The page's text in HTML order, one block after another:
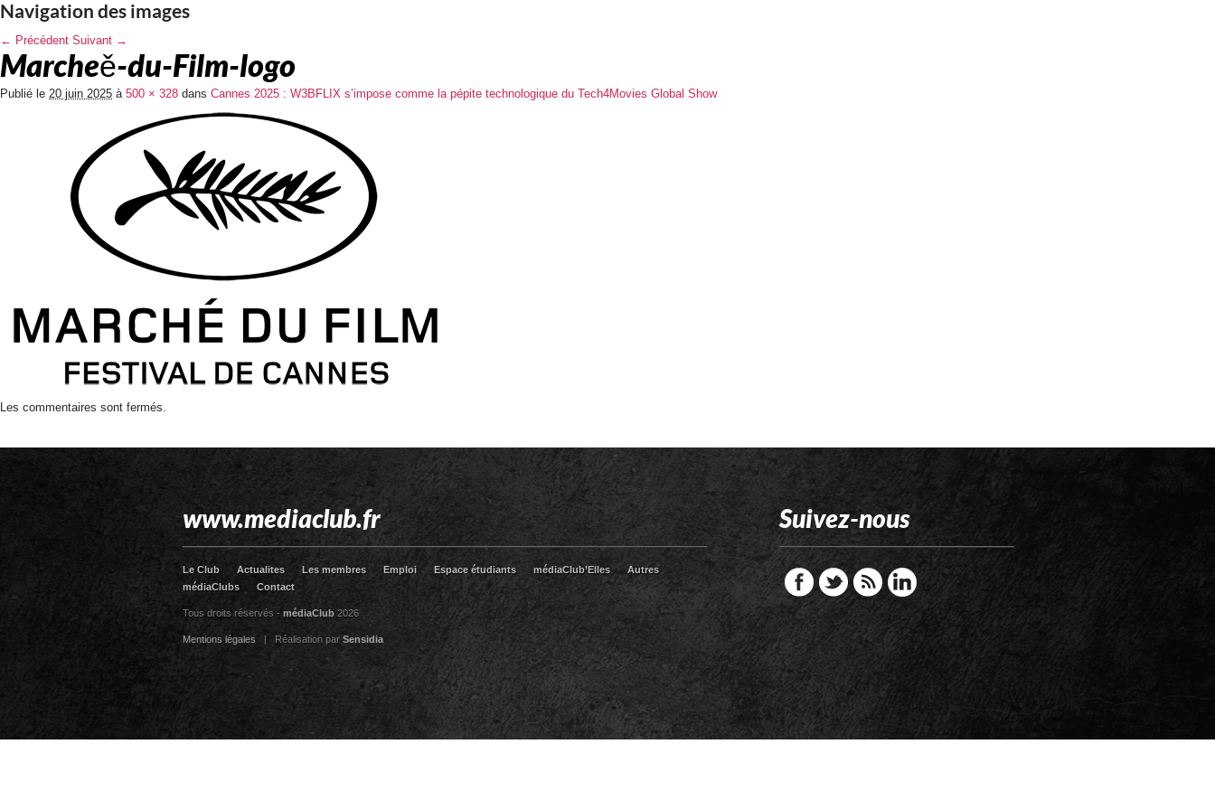
Navigation des images
← Précédent Suivant →
Marcheě-du-Film-logo
Publié le 20 juin 2025 à 500 × 328 dans Cannes 2025 : W3BFLIX s’impose comme la pépite technologique du Tech4Movies Global Show
Les commentaires sont fermés.
www.mediaclub.fr
Le Club Actualites Les membres Emploi Espace étudiants médiaClub’Elles
Autres
médiaClubs
Contact
Tous droits réservés - médiaClub 2026
Mentions légales | Réalisation par Sensidia
Suivez-nous
FacebookTwitter RSS LinkedIn